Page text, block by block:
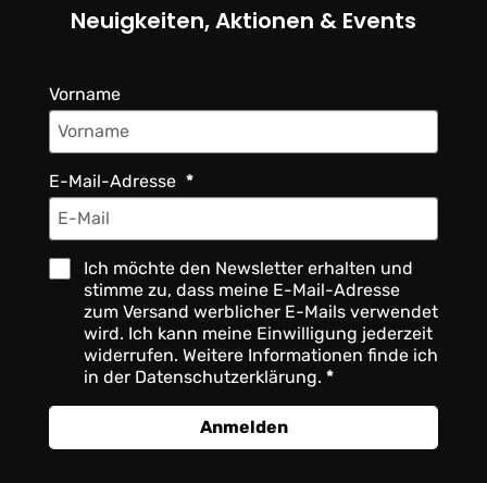
Neuigkeiten, Aktionen & Events
Vorname
E-Mail-Adresse
Ich möchte den Newsletter erhalten und
stimme zu, dass meine E-Mail-Adresse
zum Versand werblicher E-Mails verwendet
wird. Ich kann meine Einwilligung jederzeit
widerrufen. Weitere Informationen finde ich
in der Datenschutzerklärung.
Anmelden